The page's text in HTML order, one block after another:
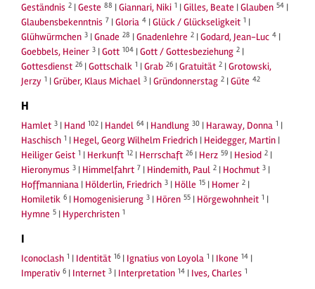
Geständnis 2 |Geste 88 |Giannari, Niki 1 |Gilles, Beate |Glauben 54 |
Glaubensbekenntnis 7 |Gloria 4 |Glück / Glückseligkeit 1 |
Glühwürmchen 3 |Gnade 28 |Gnadenlehre 2 |Godard, Jean-Luc 4 |
Goebbels, Heiner 3 |Gott 104 |Gott / Gottesbeziehung 2 |
Gottesdienst 26 |Gottschalk 1 |Grab 26 |Gratuität 2 |Grotowski,
Jerzy 1 |Grüber, Klaus Michael 3 |Gründonnerstag 2 |Güte 42
H
Hamlet 3 | Hand 102 | Handel 64 | Handlung 30 | Haraway, Donna 1 |
Haschisch 1 | Hegel, Georg Wilhelm Friedrich | Heidegger, Martin |
Heiliger Geist 1 | Herkunft 12 | Herrschaft 26 | Herz 59 | Hesiod 2 |
Hieronymus 3 | Himmelfahrt 7 | Hindemith, Paul 2 | Hochmut 3 |
Hoffmanniana | Hölderlin, Friedrich 3 | Hölle 15 | Homer 2 |
Homiletik 6 | Homogenisierung 3 | Hören 55 | Hörgewohnheit 1 |
Hymne 5 | Hyperchristen 1
I
Iconoclash 1 | Identität 16 | Ignatius von Loyola 1 | Ikone 14 |
Imperativ 6 | Internet 3 | Interpretation 14 | Ives, Charles 1